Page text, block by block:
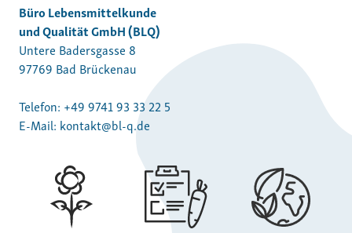
Büro Lebensmittelkunde
und Qualität GmbH (BLQ)
Untere Badersgasse 8
97769 Bad Brückenau
Telefon: +49 9741 93 33 22 5
E-Mail: kontakt@bl-q.de